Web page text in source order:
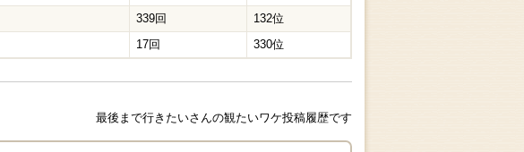
339回
132位
17回 330位
最後まで行きたいさんの観たいワケ投稿履歴です